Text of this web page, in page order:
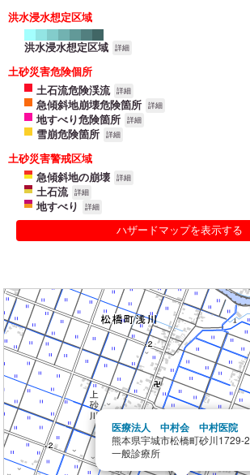
洪水浸水想定区域
洪水浸水想定区域 詳細
土砂災害危険個所
土石流危険渓流
詳細
急傾斜地崩壊危険箇所 詳細
地すべり危険箇所 詳細
雪崩危険箇所 詳細
土砂災害警戒区域
急傾斜地の崩壊
詳細
土石流 詳細
地すべり 詳細
ハザードマップを表示する
医療法人 中村会 中村医院
熊本県宇城市松橋町砂川1729-2
一般診療所